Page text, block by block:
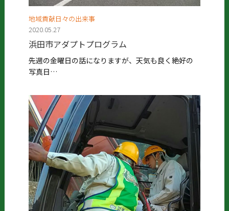
地域貢献日々の出来事
2020.05.27
浜田市アダプトプログラム
先週の金曜日の話になりますが、天気も良く絶好の
写真日…